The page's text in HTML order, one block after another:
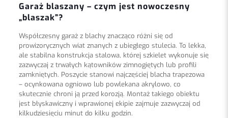
Garaż blaszany – czym jest nowoczesny
„blaszak”?
Współczesny garaż z blachy znacząco różni się od
prowizorycznych wiat znanych z ubiegłego stulecia. To lekka,
ale stabilna konstrukcja stalowa, której szkielet wykonuje się
zazwyczaj z trwałych kątowników zimnogiętych lub profili
zamkniętych. Poszycie stanowi najczęściej blacha trapezowa
– ocynkowana ogniowo lub powlekana akrylowo, co
skutecznie chroni ją przed korozją. Montaż takiego obiektu
jest błyskawiczny i wprawionej ekipie zajmuje zazwyczaj od
kilkudziesięciu minut do kilku godzin.